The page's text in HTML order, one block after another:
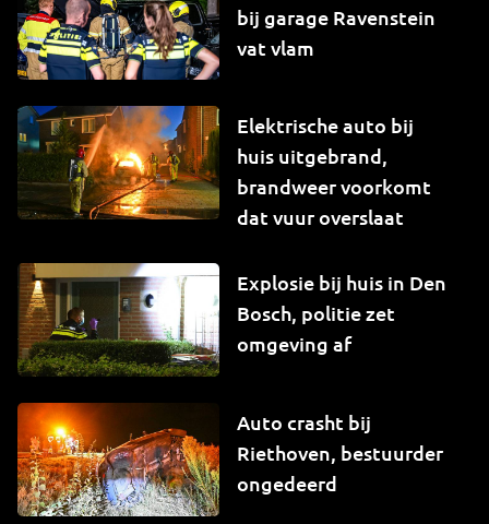
bij garage Ravenstein
vat vlam
Elektrische auto bij
huis uitgebrand,
brandweer voorkomt
dat vuur overslaat
Explosie bij huis in Den
Bosch, politie zet
omgeving af
Auto crasht bij
Riethoven, bestuurder
ongedeerd